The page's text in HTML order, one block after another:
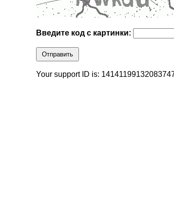
Введите код с картинки:
Отправить
Your support ID is: